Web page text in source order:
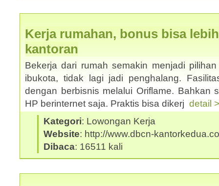
Kerja rumahan, bonus bisa
kantoran
Bekerja dari rumah semakin menjadi
ibukota, tidak lagi jadi penghalang.
dengan berbisnis melalui Oriflame. Bahkan
HP berinternet saja. Praktis bisa dikerj detail
Kategori: Lowongan Kerja
Website: http://www.dbcn-
Dibaca: 16511 kali